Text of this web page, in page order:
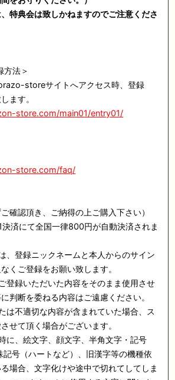
特典会は致しかねますのでご注意くださ
法＞
storeサイトへアクセス時、登録
ます。
store.com/main01/entry01/
store.com/faq/
確認頂き、ご納得の上ご購入下さい）
済にて全国一律800円が自動決済されま
、登録ニックネームと本人からのサイン
くご登録をお願い致します。
登録いただいた内容をそのまま使用させ
判断を委ねる内容はご遠慮ください。
は不適切な内容が含まれていた場合、ス
せて頂く場合がございます。
に、絵文字、顔文字、半角文字・記号
記号（ハートなど）、旧漢字等の機種依
場合、文字化けや途中で切れてしてしま